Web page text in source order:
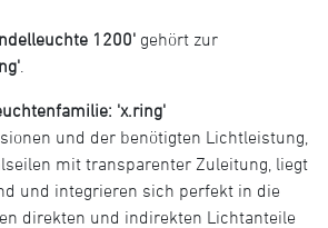
1200' gehört zur
'x.ring'
und der benötigten Lichtleistung,
mit transparenter Zuleitung, liegt
und integrieren sich perfekt in die
direkten und indirekten Lichtanteile